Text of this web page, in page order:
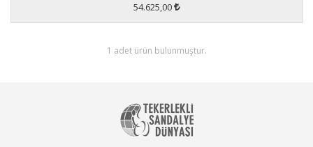
54.625,00
1 adet ürün bulunmuştur.